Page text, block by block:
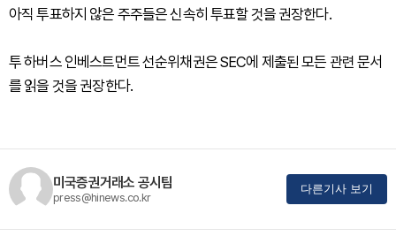
아직 투표하지 않은 주주들은 신속히 투표할 것을 권장한다.
투 하버스 인베스트먼트 선순위채권은 SEC에 제출된 모든 관련 문서
를 읽을 것을 권장한다.
미국증권거래소 공시팀
press@hinews.co.kr
다른기사 보기